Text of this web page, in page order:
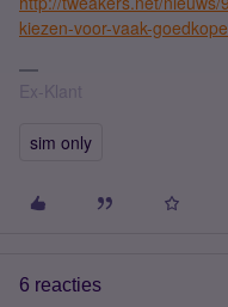
kiezen-voor-vaak-
Ex-Klant
sim only
6 reacties